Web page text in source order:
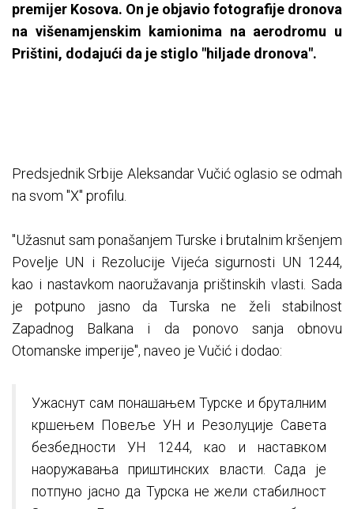
premijer Kosova. On je objavio fotografije dronova
na višenamjenskim kamionima na aerodromu u
Prištini, dodajući da je stiglo "hiljade dronova".
Predsjednik Srbije Aleksandar Vučić oglasio se odmah
na svom "X" profilu.
"Užasnut sam ponašanjem Turske i brutalnim kršenjem
Povelje UN i Rezolucije Vijeća sigurnosti UN 1244,
kao i nastavkom naoružavanja prištinskih vlasti. Sada
je potpuno jasno da Turska ne želi stabilnost
Zapadnog Balkana i da ponovo sanja obnovu
Otomanske imperije", naveo je Vučić i dodao:
Ужаснут сам понашањем Турске и бруталним
кршењем Повеље УН и Резолуције Савета
безбедности УН 1244, као и наставком
наоружавања приштинских власти. Сада је
потпуно јасно да Турска не жели стабилност